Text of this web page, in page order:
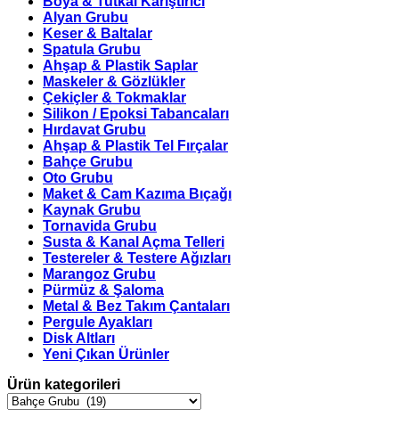
Alyan Grubu
Keser & Baltalar
Spatula Grubu
Ahşap & Plastik Saplar
Maskeler & Gözlükler
Çekiçler & Tokmaklar
Silikon / Epoksi Tabancaları
Hırdavat Grubu
Ahşap & Plastik Tel Fırçalar
Bahçe Grubu
Oto Grubu
Maket & Cam Kazıma Bıçağı
Kaynak Grubu
Tornavida Grubu
Susta & Kanal Açma Telleri
Testereler & Testere Ağızları
Marangoz Grubu
Pürmüz & Şaloma
Metal & Bez Takım Çantaları
Pergule Ayakları
Disk Altları
Yeni Çıkan Ürünler
Ürün kategorileri